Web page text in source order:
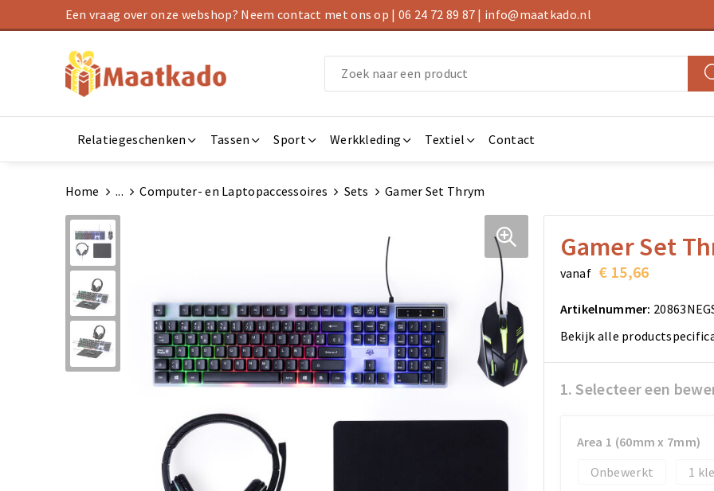
Een vraag over onze webshop? Neem contact met ons op | 06 24 72 89 87 | info@maatkado.nl
Relatiegeschenken Tassen Sport Werkkleding Textiel Contact
Home ... Computer- en Laptopaccessoires Sets Gamer Set Thrym
Gamer Set
vanaf € 15,66
Artikelnummer:
Bekijk alle
1. Selecteer een
Area 1 (60mm x 7mm)
Onbewerkt
1